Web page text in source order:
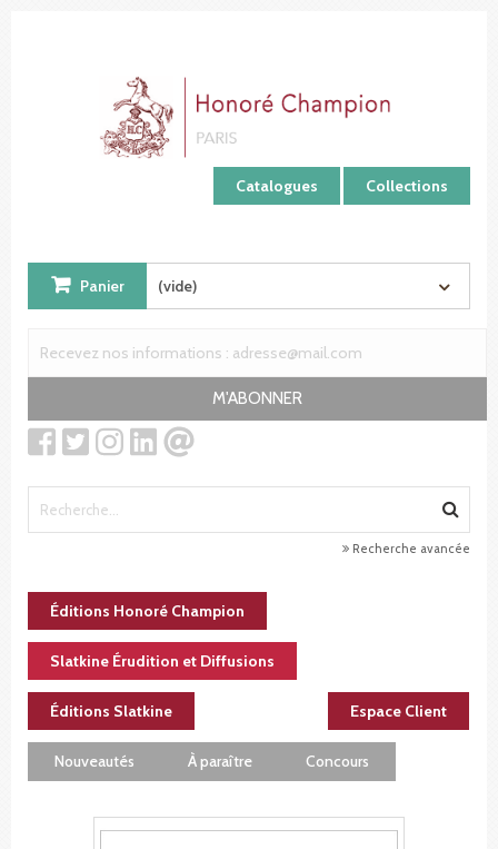
Catalogues Collections
Panier (vide)
M'ABONNER
Recherche avancée
Éditions Honoré Champion
Slatkine Érudition et Diffusions
Éditions Slatkine Espace Client
Nouveautés À paraître Concours